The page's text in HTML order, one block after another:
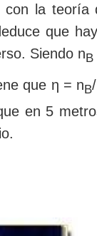
con la
que
Siendo nB
que η = nB
en 5